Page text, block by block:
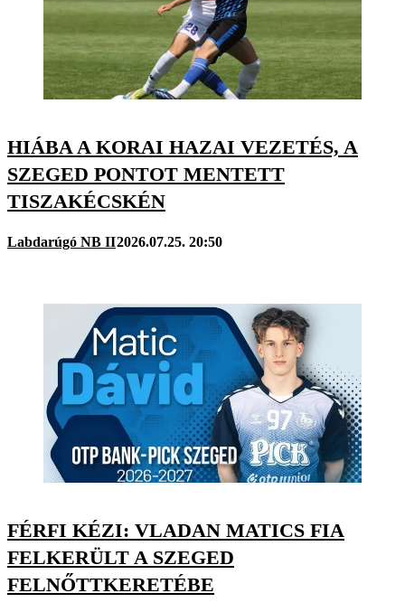
HIÁBA A KORAI HAZAI VEZETÉS, A
SZEGED PONTOT MENTETT
TISZAKÉCSKÉN
Labdarúgó NB II2026.07.25. 20:50
FÉRFI KÉZI: VLADAN MATICS FIA
FELKERÜLT A SZEGED
FELNŐTTKERETÉBE